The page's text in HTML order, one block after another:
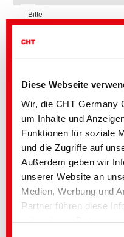
Diese Webseite
Wir, die CHT Germany
um Inhalte und
Funktionen für soziale
und die Zugriffe auf
Außerdem geben wir
unserer Website an
Medien, Werbung und
Partner führen diese
Bitte
akzeptieren
Marketing
um
anzuschauen.
ARRISTAN rAIR
POLYAVIN bPEN
Weiterführende Medien
Bereich Titel
Textile Solutions
Take up
Textile Solutions